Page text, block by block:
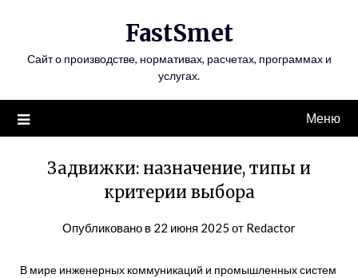
FastSmet
Сайт о производстве, нормативах, расчетах, программах и
услугах.
Меню
Задвижки: назначение, типы и
критерии выбора
Опубликовано в 22 июня 2025 от Redactor
В мире инженерных коммуникаций и промышленных систем